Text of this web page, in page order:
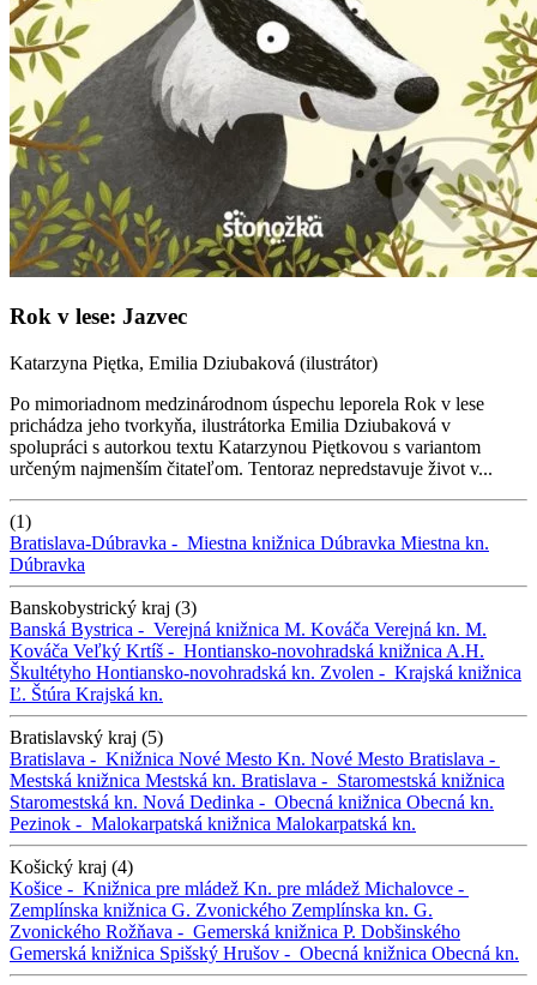
Rok v lese: Jazvec
Katarzyna Piętka, Emilia Dziubaková (ilustrátor)
Po mimoriadnom medzinárodnom úspechu leporela Rok v lese
prichádza jeho tvorkyňa, ilustrátorka Emilia Dziubaková v
spolupráci s autorkou textu Katarzynou Piętkovou s variantom
určeným najmenším čitateľom. Tentoraz nepredstavuje život v...
(1)
Bratislava-Dúbravka - Miestna knižnica Dúbravka Miestna kn.
Dúbravka
Banskobystrický kraj (3)
Banská Bystrica - Verejná knižnica M. Kováča Verejná kn. M.
Kováča Veľký Krtíš - Hontiansko-novohradská knižnica A.H.
Škultétyho Hontiansko-novohradská kn. Zvolen - Krajská knižnica
Ľ. Štúra Krajská kn.
Bratislavský kraj (5)
Bratislava - Knižnica Nové Mesto Kn. Nové Mesto Bratislava -
Mestská knižnica Mestská kn. Bratislava - Staromestská knižnica
Staromestská kn. Nová Dedinka - Obecná knižnica Obecná kn.
Pezinok - Malokarpatská knižnica Malokarpatská kn.
Košický kraj (4)
Košice - Knižnica pre mládež Kn. pre mládež Michalovce -
Zemplínska knižnica G. Zvonického Zemplínska kn. G.
Zvonického Rožňava - Gemerská knižnica P. Dobšinského
Gemerská knižnica Spišský Hrušov - Obecná knižnica Obecná kn.